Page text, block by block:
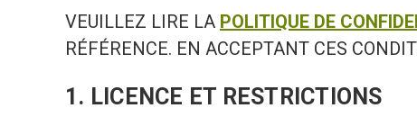
VEUILLEZ LIRE LA POLITIQUE DE
RÉFÉRENCE. EN ACCEPTANT CES
1. LICENCE ET RESTRICTIONS